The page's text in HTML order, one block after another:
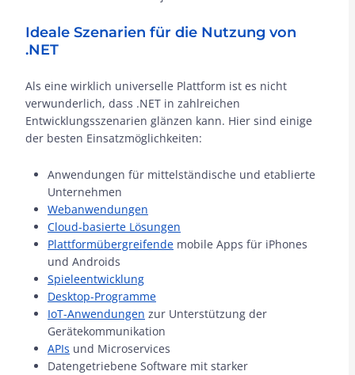
Ideale Szenarien für die Nutzung von
.NET
Als eine wirklich universelle Plattform ist es nicht
verwunderlich, dass .NET in zahlreichen
Entwicklungsszenarien glänzen kann. Hier sind einige
der besten Einsatzmöglichkeiten:
Anwendungen für mittelständische und etablierte
Unternehmen
Webanwendungen
Cloud-basierte Lösungen
Plattformübergreifende mobile Apps für iPhones
und Androids
Spieleentwicklung
Desktop-Programme
IoT-Anwendungen zur Unterstützung der
Gerätekommunikation
APIs und Microservices
Datengetriebene Software mit starker